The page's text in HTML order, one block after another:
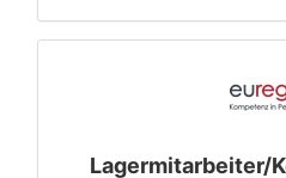
Lagermitarbeiter/